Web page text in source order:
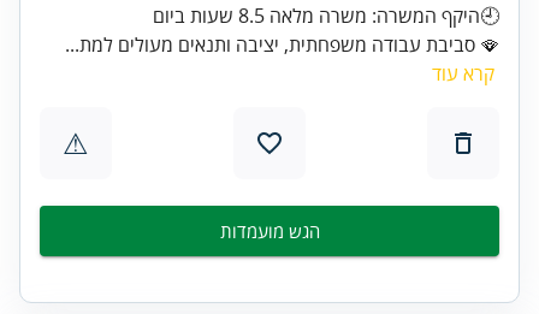
🕘היקף המשרה: משרה מלאה 8.5 שעות ביום
🪭 סביבת עבודה משפחתית, יציבה ותנאים מעולים למת...
קרא עוד
⚠
הגש מועמדות